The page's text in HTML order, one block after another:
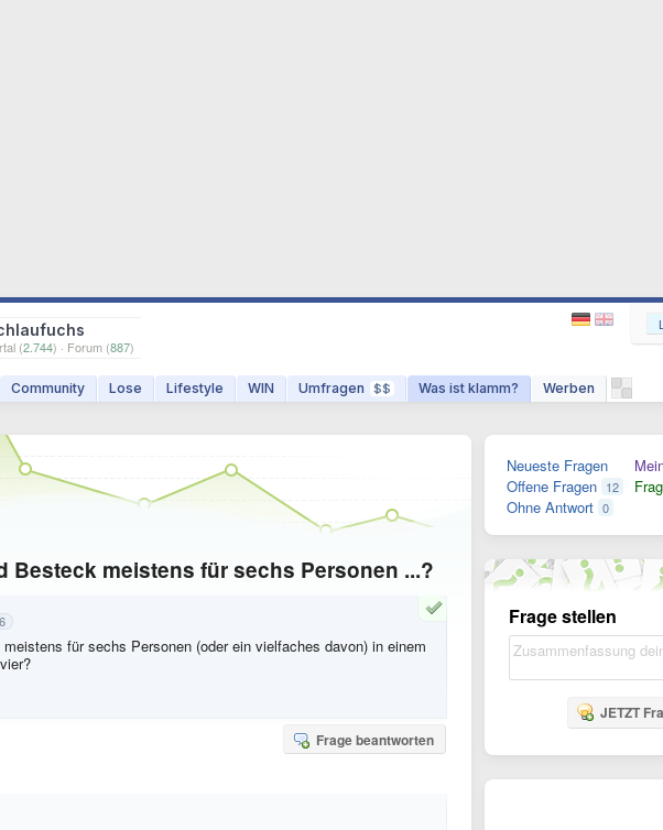
(2.744) · Forum (887)
Community Lose Lifestyle WIN Umfragen $$ Was ist klamm? Werben
Besteck meistens für sechs Personen ...?
für sechs Personen (oder ein vielfaches davon) in einem
Frage beantworten
Neueste Fragen
Offene Fragen 12
Ohne Antwort 0
Frage stellen
JETZT